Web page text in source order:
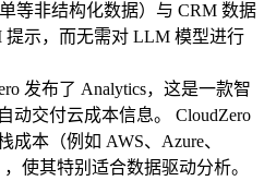
等非结构化数据）与 CRM 数据
提示，而无需对 LLM 模型进行
发布了 Analytics，这是一款智
动交付云成本信息。 CloudZero
成本（例如 AWS、Azure、
，使其特别适合数据驱动分析。